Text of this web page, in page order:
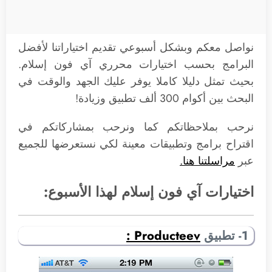
نواصل معكم وبشكل أسبوعي تقديم اختياراتنا لأفضل
البرامج بحسب اختيارات محرري آي فون إسلام.
بحيث تمثل دليلا كاملا يوفر عليك الجهد والوقت في
البحث بين أكوام 300 ألف تطبيق وزيادة!
نرحب بملاحظاتكم كما ونرحب بمشاركاتكم في
اقتراح برامج وتطبيقات معينة لكي نستعرضها للجميع
عبر مراسلتنا هنا.
اختيارات آي فون إسلام لهذا الأسبوع:
1- تطبيق Producteev :